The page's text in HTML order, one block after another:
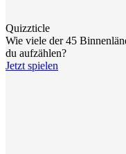
Quizzticle
Wie viele der 45
du aufzählen?
Jetzt spielen